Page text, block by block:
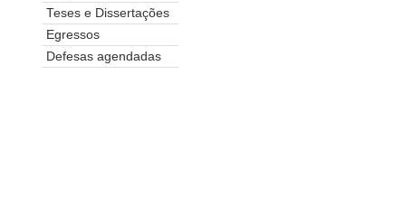
Teses e Dissertações
Egressos
Defesas agendadas